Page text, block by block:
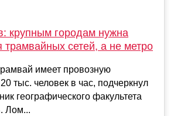
крупным городам нужна
трамвайных сетей, а не метро
имеет провозную
тыс. человек в час, подчеркнул
географического факультета
Лом...